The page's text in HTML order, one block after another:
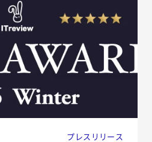
プレスリリース